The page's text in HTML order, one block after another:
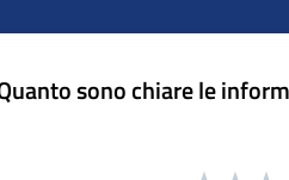
sono chiare le